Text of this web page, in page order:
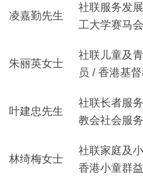
凌嘉勤先生
社联服务发
工大学赛马
朱丽英女士
社联儿童及
员 / 香港基
叶建忠先生
社联长者服
教会社会服
林绮梅女士
社联家庭及
香港小童群